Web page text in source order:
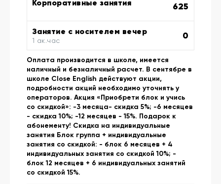
Корпоративные занятия 625
Занятие с носителем вечер
1 ак.час 0
Оплата производится в школе, имеется
наличный и безналичный расчет. В сентябре в
школе Close English действуют акции,
подробности акций необходимо уточнять у
операторов. Акция «Приобрети блок и учись
со скидкой»: -3 месяца- скидка 5%; -6 месяцев
- скидка 10%; -12 месяцев - 15%. Подарок к
абонементу! Скидка на индивидуальные
занятия Блок группа + индивидуальные
занятия со скидкой: - блок 6 месяцев + 4
индивидуальных занятия со скидкой 10%; -
блок 12 месяцев + 6 индивидуальных занятий
со скидкой 15%.